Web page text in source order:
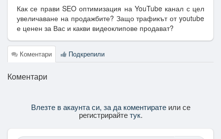
Как се прави SEO оптимизация на YouTube канал с цел
увеличаване на продажбите? Защо трафикът от youtube
е ценен за Вас и какви видеоклипове продават?
Коментари Подкрепили
Коментари
Влезте в акаунта си, за да коментиратеили се
регистрирайтетук.